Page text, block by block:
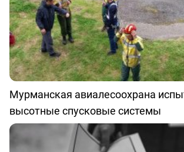
Мурманская авиалесоохрана
высотные спусковые системы